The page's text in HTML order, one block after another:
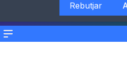
Menu
Rebutjar